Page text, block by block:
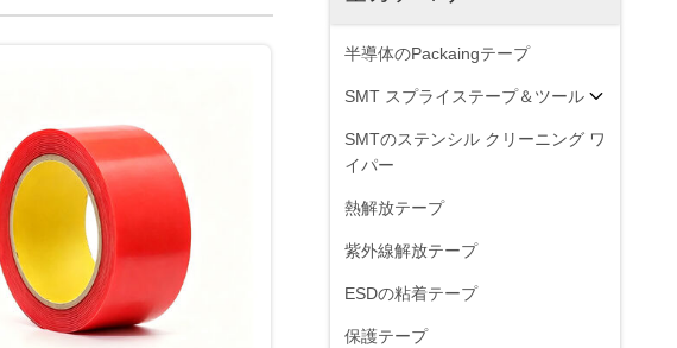
半導体のPackaingテープ
SMT スプライステープ＆ツール
SMTのステンシル クリーニング ワ
イパー
熱解放テープ
紫外線解放テープ
ESDの粘着テープ
保護テープ